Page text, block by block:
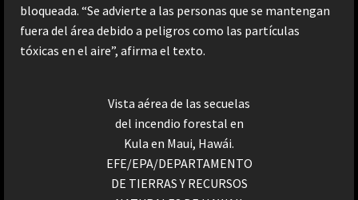
bloqueada. “Se advierte a las personas que se mantengan
fuera del área debido a peligros como las partículas
tóxicas en el aire”, afirma el texto.
Vista aérea de las secuelas
del incendio forestal en
Kula en Maui, Hawái.
EFE/EPA/DEPARTAMENTO
DE TIERRAS Y RECURSOS